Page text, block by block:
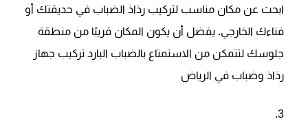
ابحث عن مكان مناسب لتركيب رذاذ الضباب في حديقتك أو
فناءك الخارجي. يفضل أن يكون المكان قريبًا من منطقة
جلوسك لتتمكن من الاستمتاع بالضباب البارد تركيب جهاز
رذاذ وضباب في الرياض